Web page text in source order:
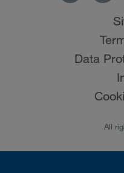
Data
All